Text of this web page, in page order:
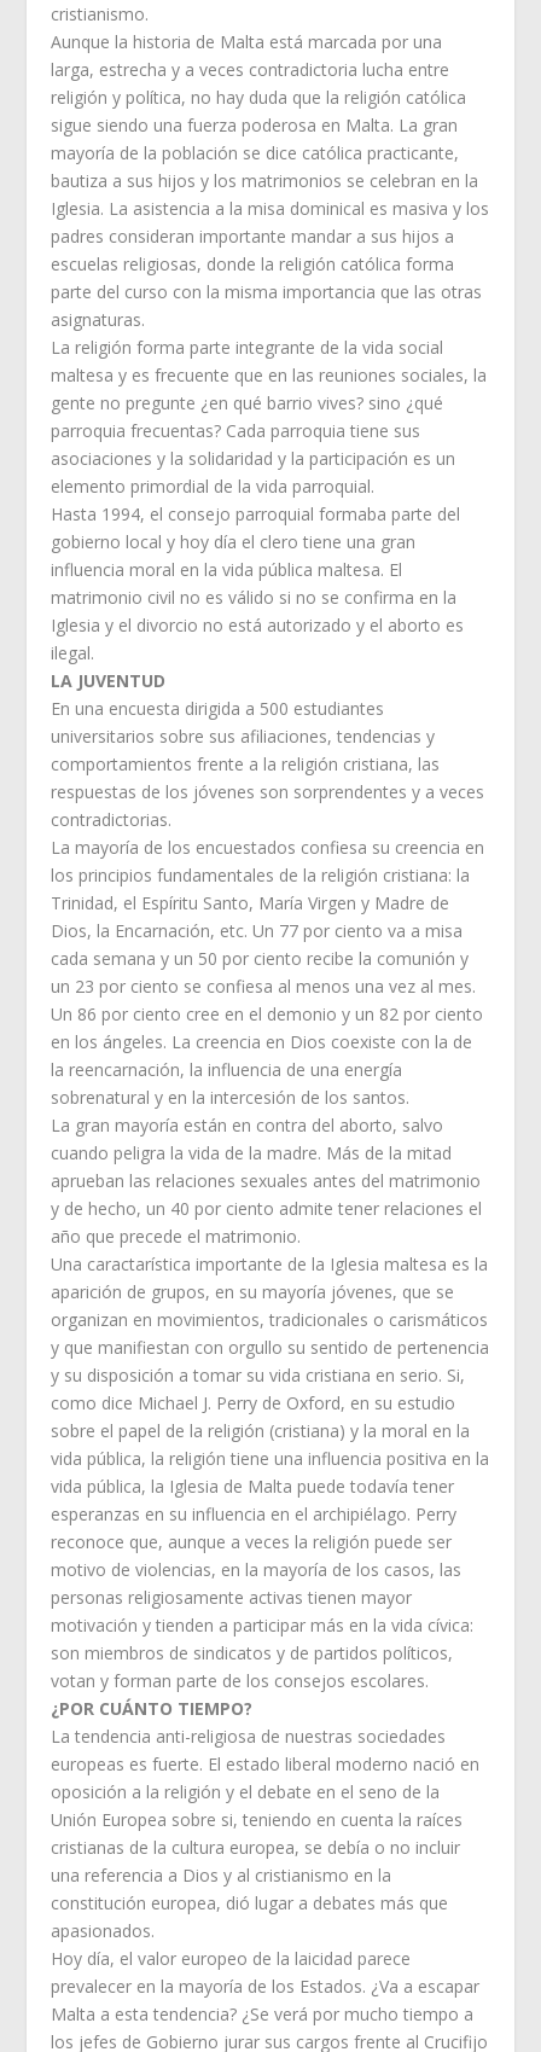
cristianismo.
Aunque la historia de Malta está marcada por una
larga, estrecha y a veces contradictoria lucha entre
religión y política, no hay duda que la religión católica
sigue siendo una fuerza poderosa en Malta. La gran
mayoría de la población se dice católica practicante,
bautiza a sus hijos y los matrimonios se celebran en la
Iglesia. La asistencia a la misa dominical es masiva y los
padres consideran importante mandar a sus hijos a
escuelas religiosas, donde la religión católica forma
parte del curso con la misma importancia que las otras
asignaturas.
La religión forma parte integrante de la vida social
maltesa y es frecuente que en las reuniones sociales, la
gente no pregunte ¿en qué barrio vives? sino ¿qué
parroquia frecuentas? Cada parroquia tiene sus
asociaciones y la solidaridad y la participación es un
elemento primordial de la vida parroquial.
Hasta 1994, el consejo parroquial formaba parte del
gobierno local y hoy día el clero tiene una gran
influencia moral en la vida pública maltesa. El
matrimonio civil no es válido si no se confirma en la
Iglesia y el divorcio no está autorizado y el aborto es
ilegal.
LA JUVENTUD
En una encuesta dirigida a 500 estudiantes
universitarios sobre sus afiliaciones, tendencias y
comportamientos frente a la religión cristiana, las
respuestas de los jóvenes son sorprendentes y a veces
contradictorias.
La mayoría de los encuestados confiesa su creencia en
los principios fundamentales de la religión cristiana: la
Trinidad, el Espíritu Santo, María Virgen y Madre de
Dios, la Encarnación, etc. Un 77 por ciento va a misa
cada semana y un 50 por ciento recibe la comunión y
un 23 por ciento se confiesa al menos una vez al mes.
Un 86 por ciento cree en el demonio y un 82 por ciento
en los ángeles. La creencia en Dios coexiste con la de
la reencarnación, la influencia de una energía
sobrenatural y en la intercesión de los santos.
La gran mayoría están en contra del aborto, salvo
cuando peligra la vida de la madre. Más de la mitad
aprueban las relaciones sexuales antes del matrimonio
y de hecho, un 40 por ciento admite tener relaciones el
año que precede el matrimonio.
Una caractarística importante de la Iglesia maltesa es la
aparición de grupos, en su mayoría jóvenes, que se
organizan en movimientos, tradicionales o carismáticos
y que manifiestan con orgullo su sentido de pertenencia
y su disposición a tomar su vida cristiana en serio. Si,
como dice Michael J. Perry de Oxford, en su estudio
sobre el papel de la religión (cristiana) y la moral en la
vida pública, la religión tiene una influencia positiva en la
vida pública, la Iglesia de Malta puede todavía tener
esperanzas en su influencia en el archipiélago. Perry
reconoce que, aunque a veces la religión puede ser
motivo de violencias, en la mayoría de los casos, las
personas religiosamente activas tienen mayor
motivación y tienden a participar más en la vida cívica:
son miembros de sindicatos y de partidos políticos,
votan y forman parte de los consejos escolares.
¿POR CUÁNTO TIEMPO?
La tendencia anti-religiosa de nuestras sociedades
europeas es fuerte. El estado liberal moderno nació en
oposición a la religión y el debate en el seno de la
Unión Europea sobre si, teniendo en cuenta la raíces
cristianas de la cultura europea, se debía o no incluir
una referencia a Dios y al cristianismo en la
constitución europea, dió lugar a debates más que
apasionados.
Hoy día, el valor europeo de la laicidad parece
prevalecer en la mayoría de los Estados. ¿Va a escapar
Malta a esta tendencia? ¿Se verá por mucho tiempo a
los jefes de Gobierno jurar sus cargos frente al Crucifijo